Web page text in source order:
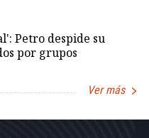
Petro despide su
por grupos
Ver más